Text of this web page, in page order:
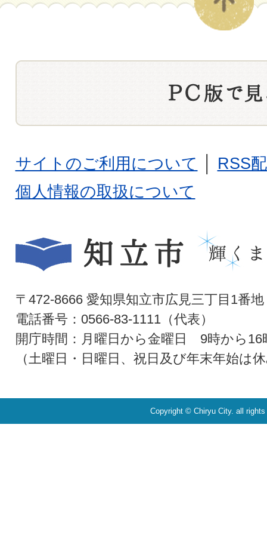
サイトのご利用について
RSS
個人情報の取扱について
〒472-8666 愛知県知立市広見三丁目1番地
電話番号：0566-83-1111（代表）
開庁時間：月曜日から金曜日 9時から16
（土曜日・日曜日、祝日及び年末年始は
Copyright © Chiryu City. all rights